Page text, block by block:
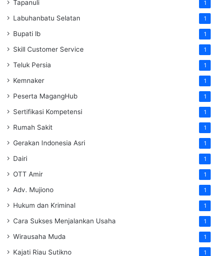
Tapanuli 1
Labuhanbatu Selatan 1
Bupati lb 1
Skill Customer Service 1
Teluk Persia 1
Kemnaker 1
Peserta MagangHub 1
Sertifikasi Kompetensi 1
Rumah Sakit 1
Gerakan Indonesia Asri 1
Dairi 1
OTT Amir 1
Adv. Mujiono 1
Hukum dan Kriminal 1
Cara Sukses Menjalankan Usaha 1
Wirausaha Muda 1
Kajati Riau Sutikno 1